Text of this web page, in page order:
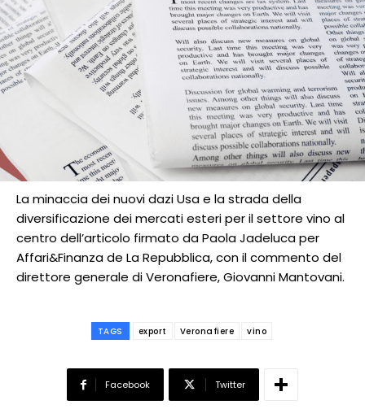
La minaccia dei nuovi dazi Usa e la strada della
diversificazione dei mercati esteri per il settore vino al
centro dell’articolo firmato da Paola Jadeluca per
Affari&Finanza de La Repubblica, con il commento del
direttore generale di Veronafiere, Giovanni Mantovani.
TAGS export Veronafiere vino
Facebook Twitter